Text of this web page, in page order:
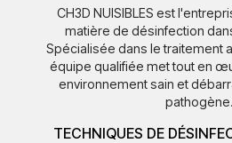
CH3D NUISIBLES est
matière de désinfection
Spécialisée dans le traitement
équipe qualifiée met tout en
environnement sain et
pathogène.
TECHNIQUES DE